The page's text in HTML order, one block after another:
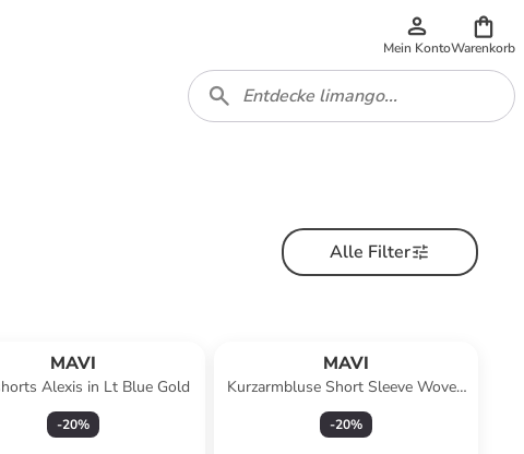
Mein KontoWarenkorb
Alle Filter
MAVI
Alexis in Lt Blue Gold
-20%
MAVI
Kurzarmbluse Short Sleeve Woven
in Orange Palm Print
-20%